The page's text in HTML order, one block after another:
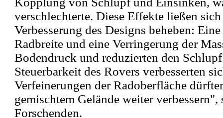
verschlechterte. Diese Effekte ließen
Verbesserung des Designs beheben:
Radbreite und eine Verringerung der
Bodendruck und reduzierten den
Steuerbarkeit des Rovers verbesserten
Verfeinerungen der Radoberfläche
gemischtem Gelände weiter verbessern",
Forschenden.